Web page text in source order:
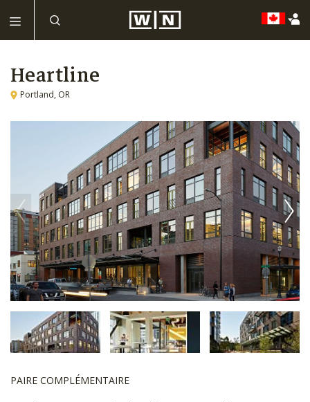
Heartline
Portland, OR
PAIRE COMPLÉMENTAIRE